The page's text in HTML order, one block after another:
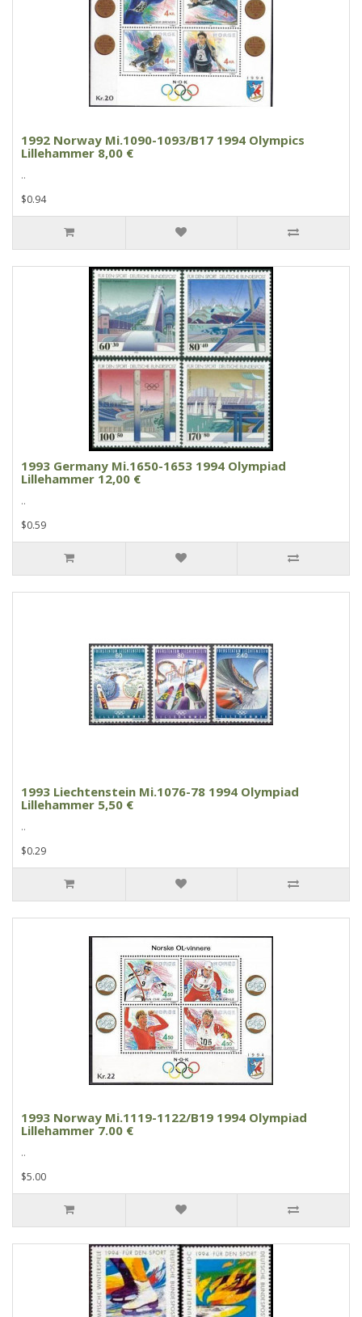
1992 Norway Mi.1090-1093/B17 1994 Olympics
Lillehammer 8,00 €
..
$0.94
1993 Germany Mi.1650-1653 1994 Olympiad
Lillehammer 12,00 €
..
$0.59
1993 Liechtenstein Mi.1076-78 1994 Olympiad
Lillehammer 5,50 €
..
$0.29
1993 Norway Mi.1119-1122/B19 1994 Olympiad
Lillehammer 7.00 €
..
$5.00